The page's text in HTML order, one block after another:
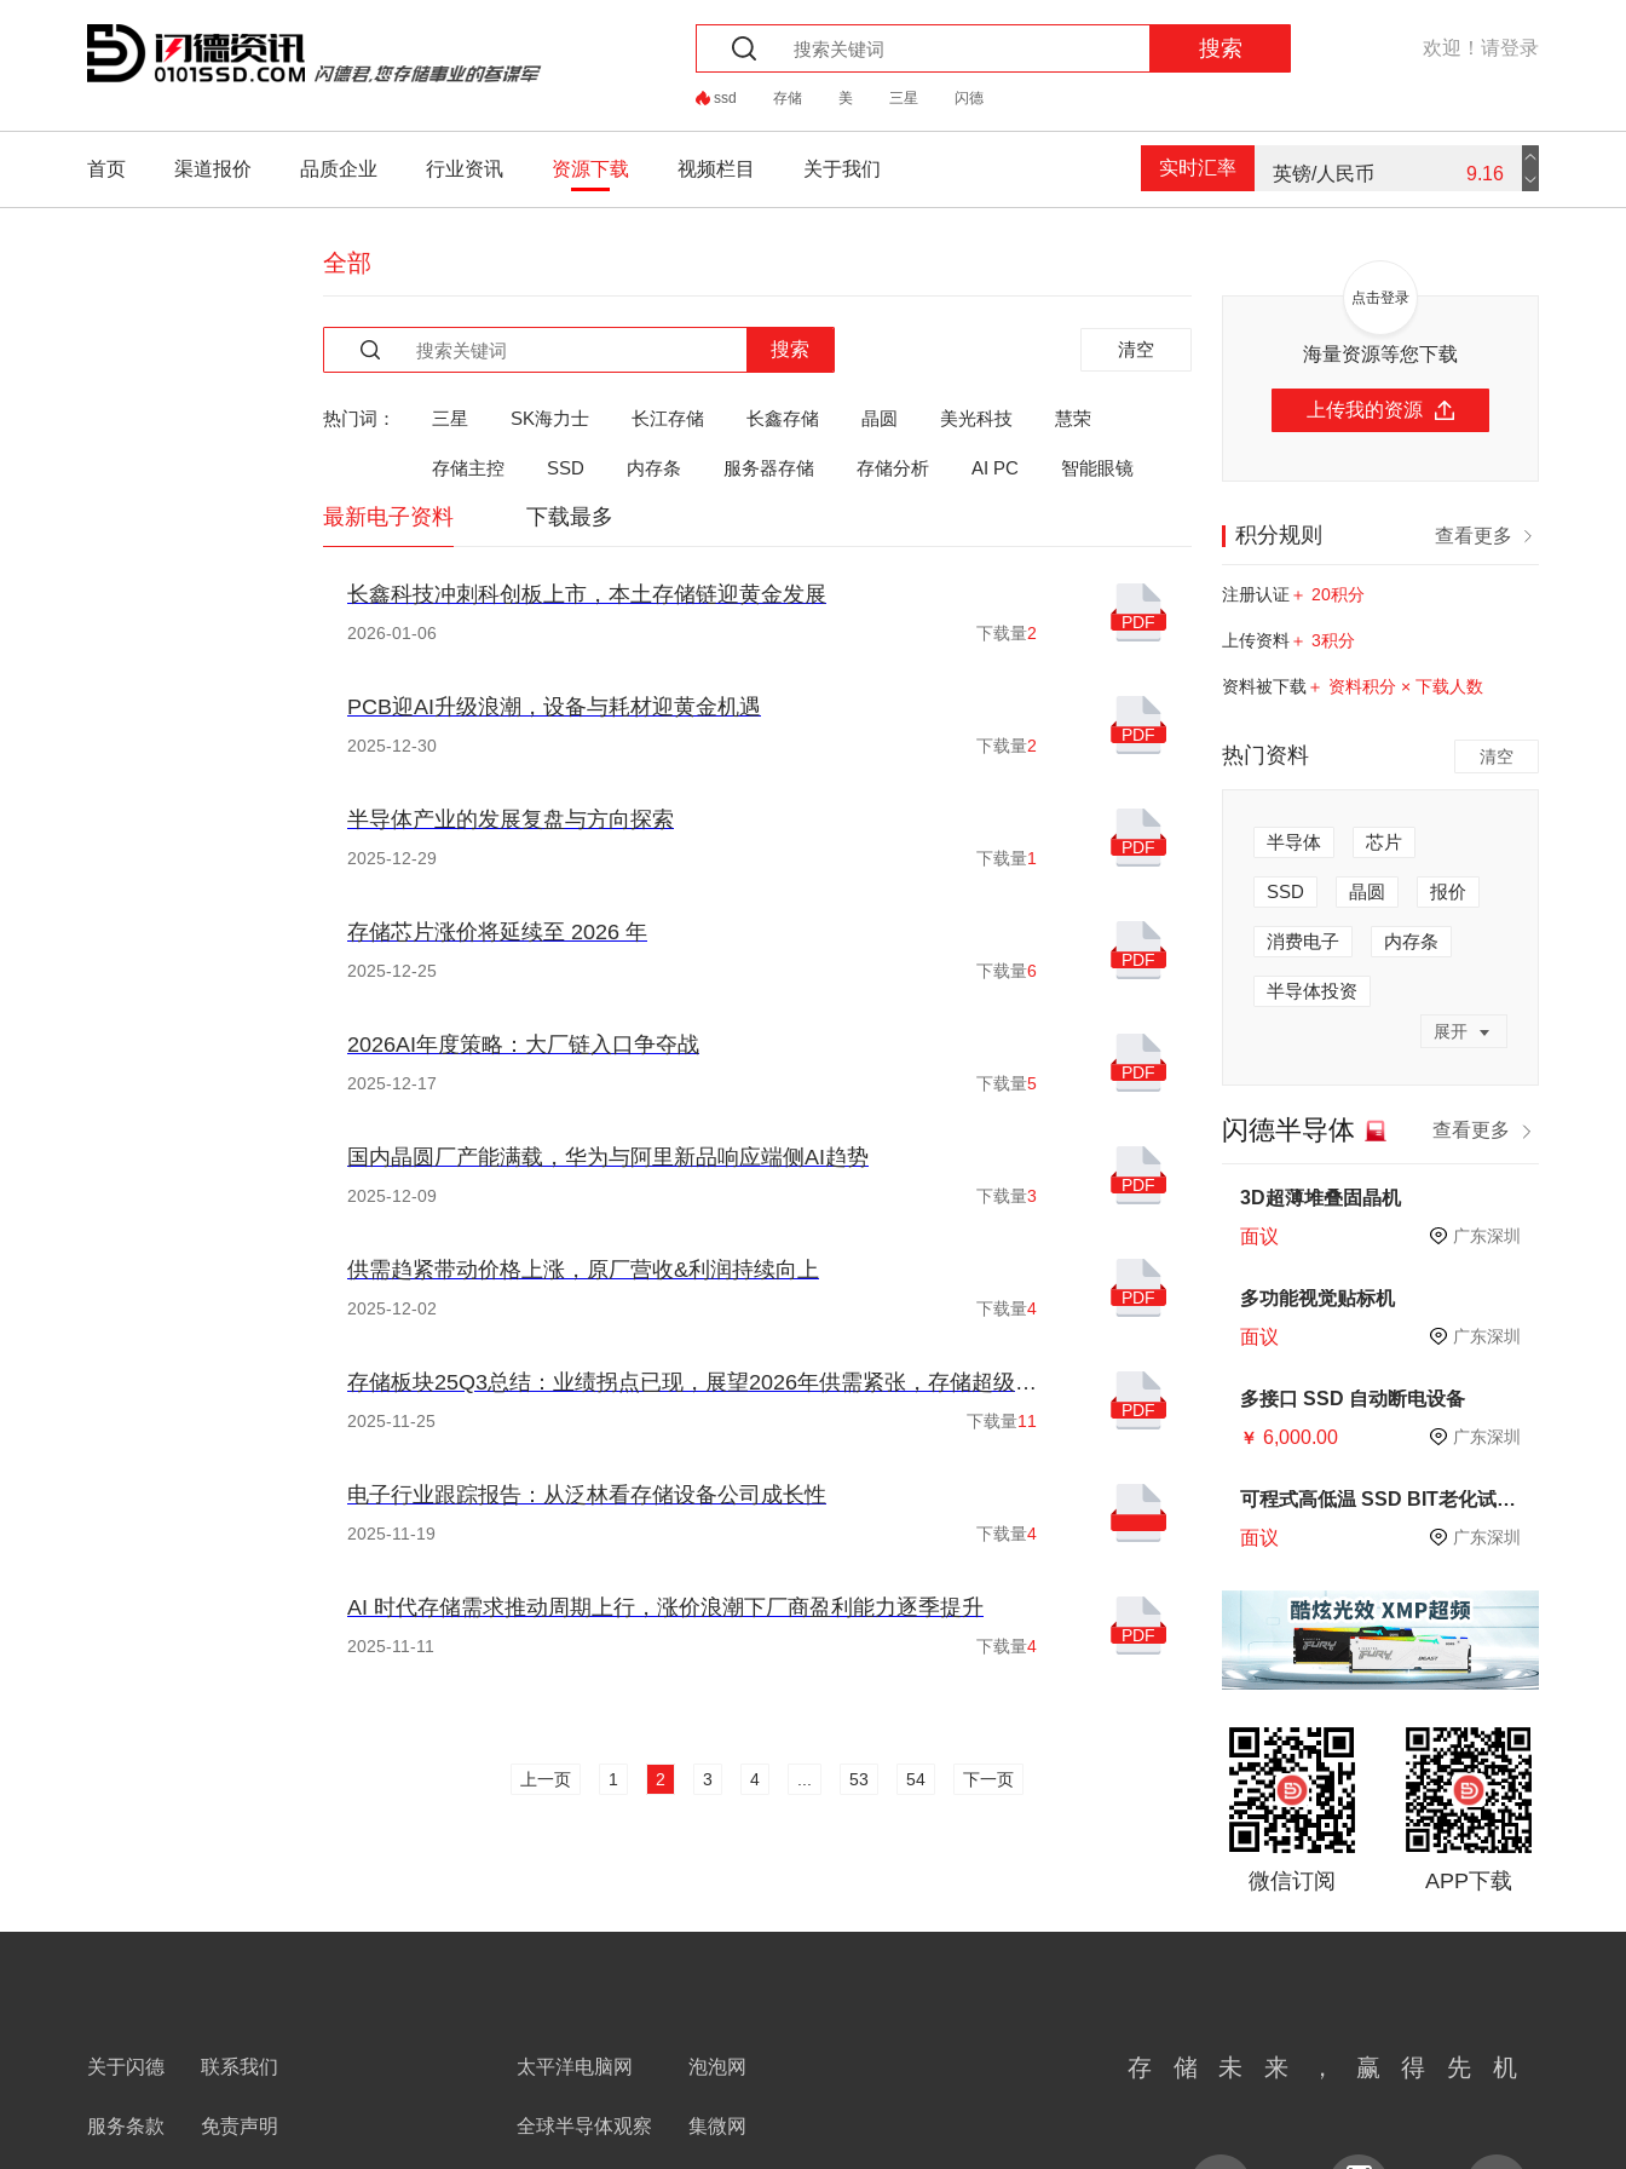
搜索
ssd 存储 美 三星 闪德
欢迎！请登录
首页 渠道报价 品质企业 行业资讯 资源下载 视频栏目 关于我们 实时汇率 英镑/人民币 9.16
欧元/人民币 7.59
港币/人民币
全部
搜索 清空
热门词： 三星 SK海力士 长江存储 长鑫存储 晶圆 美光科技 慧荣
存储主控 SSD 内存条 服务器存储 存储分析 AI PC 智能眼镜
人工智能 the
最新电子资料 下载最多
长鑫科技冲刺科创板上市，本土存储链迎黄金发展
2026-01-06 下载量2
PDF
PCB迎AI升级浪潮，设备与耗材迎黄金机遇
2025-12-30 下载量2
PDF
半导体产业的发展复盘与方向探索
2025-12-29 下载量1
PDF
存储芯片涨价将延续至 2026 年
2025-12-25 下载量6
PDF
2026AI年度策略：大厂链入口争夺战
2025-12-17 下载量5
PDF
国内晶圆厂产能满载，华为与阿里新品响应端侧AI趋势
2025-12-09 下载量3
PDF
供需趋紧带动价格上涨，原厂营收&利润持续向上
2025-12-02 下载量4
PDF
存储板块25Q3总结：业绩拐点已现，展望2026年供需紧张，存储超级大周期拉开帷幕
2025-11-25 下载量11
PDF
电子行业跟踪报告：从泛林看存储设备公司成长性
2025-11-19 下载量4
AI 时代存储需求推动周期上行，涨价浪潮下厂商盈利能力逐季提升
2025-11-11 下载量4
PDF
上一页 1 2 3 4 53 54 下一页
点击登录
海量资源等您下载
上传我的资源
积分规则 查看更多
注册认证 ＋ 20积分
上传资料＋ 3积分
资料被下载 ＋ 资料积分 × 下载人数
热门资料 清空
半导体 芯片
SSD 晶圆 报价
消费电子 内存条
半导体投资
人工制造
十四五 芯片生产
芯片测试 CP测试
内存 硅片
华为 DRAM
SMI
手机 智能手机
产业链
存储器 电子
亚马逊广告 中国品牌
跨境电商
集成电路 USB
亚马逊 汽车 5G
联芸科技 市场分析
国产 NAND
闪德月刊 得一微
慧荣科技
消费级主控芯片
谷歌搜索
展开
闪德半导体 查看更多
3D超薄堆叠固晶机
面议
广东深圳
多功能视觉贴标机
面议
广东深圳
多接口 SSD 自动断电设备
￥ 6,000.00 广东深圳
可程式高低温 SSD BIT老化试验
面议
广东深圳
微信订阅 APP下载
关于闪德 联系我们
服务条款 免责声明
太平洋电脑网 泡泡网
全球半导体观察 集微网
存储未来，赢得先机